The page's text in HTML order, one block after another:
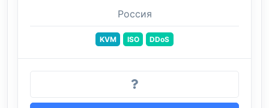
Россия
KVM ISO DDoS